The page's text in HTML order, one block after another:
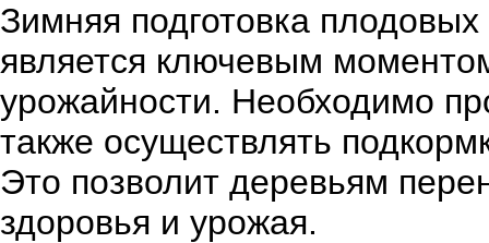
Зимняя подготовка
является ключевым
урожайности. Необходимо
также осуществлять
Это позволит деревьям
здоровья и урожая.